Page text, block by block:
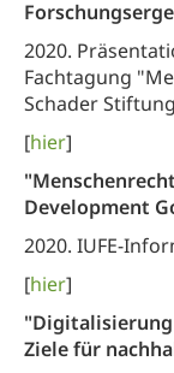
2020.
Fachtagung
Schader
[hier]
Development
2020. IUFE-
[hier]
Ziele für